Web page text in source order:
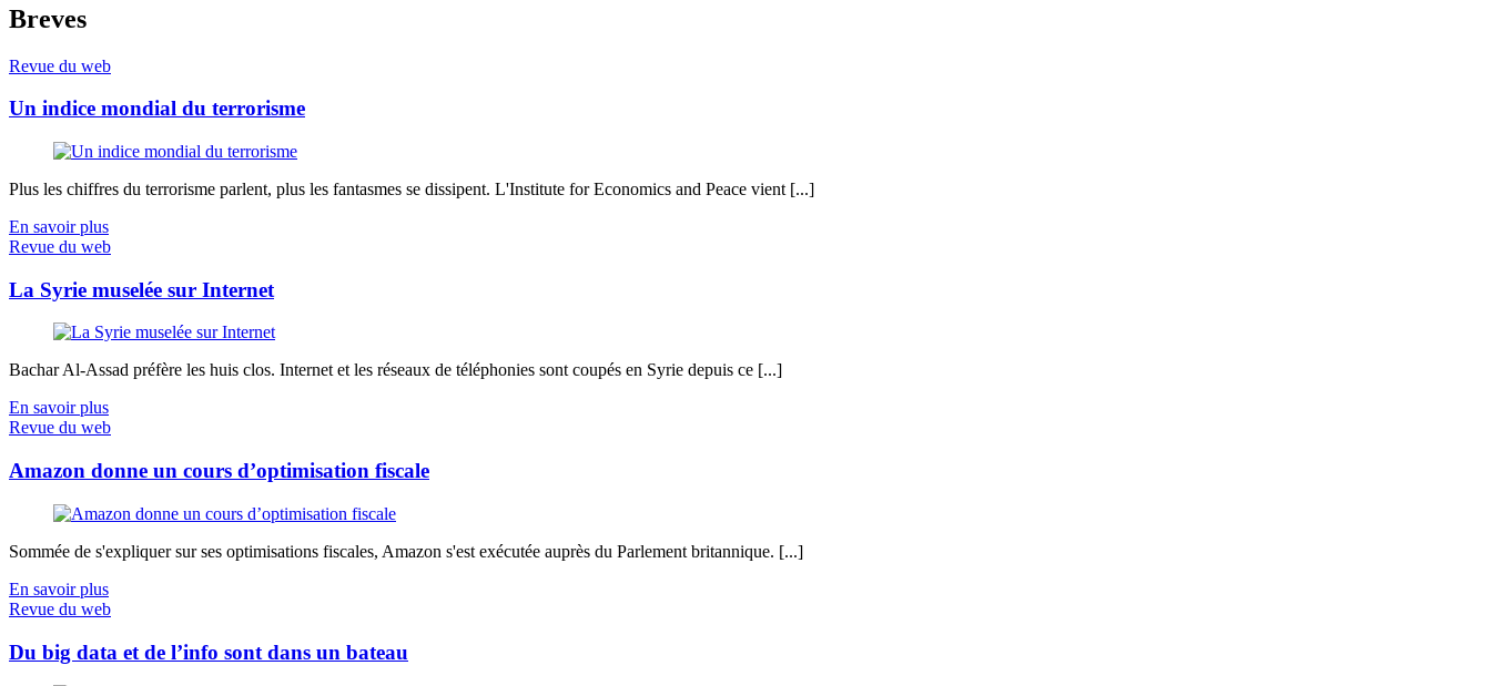
Breves
Revue du web
Un indice mondial du terrorisme
Plus les chiffres du terrorisme parlent, plus les fantasmes se dissipent. L'Institute for Economics and Peace vient [...]
En savoir plus
Revue du web
La Syrie muselée sur Internet
Bachar Al-Assad préfère les huis clos. Internet et les réseaux de téléphonies sont coupés en Syrie depuis ce [...]
En savoir plus
Revue du web
Amazon donne un cours d’optimisation fiscale
Sommée de s'expliquer sur ses optimisations fiscales, Amazon s'est exécutée auprès du Parlement britannique. [...]
En savoir plus
Revue du web
Du big data et de l’info sont dans un bateau